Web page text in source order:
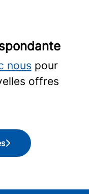
nous pour
offres